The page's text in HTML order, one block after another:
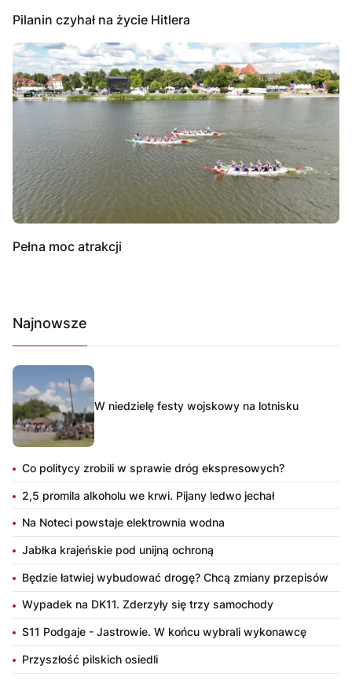
Pilanin czyhał na życie Hitlera
Pełna moc atrakcji
Najnowsze
W niedzielę festy wojskowy na lotnisku
Co politycy zrobili w sprawie dróg ekspresowych?
2,5 promila alkoholu we krwi. Pijany ledwo jechał
Na Noteci powstaje elektrownia wodna
Jabłka krajeńskie pod unijną ochroną
Będzie łatwiej wybudować drogę? Chcą zmiany przepisów
Wypadek na DK11. Zderzyły się trzy samochody
S11 Podgaje - Jastrowie. W końcu wybrali wykonawcę
Przyszłość pilskich osiedli